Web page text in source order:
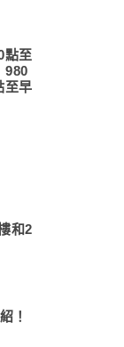
點至
980
至早
和2
！